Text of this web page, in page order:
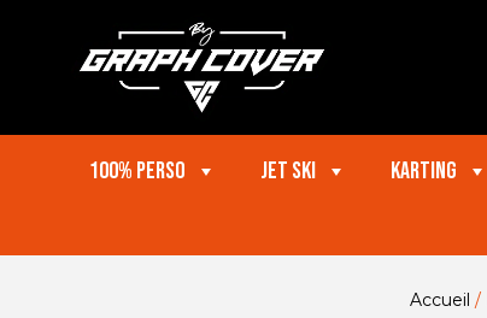
100% perso Jet ski Karting
Accueil /